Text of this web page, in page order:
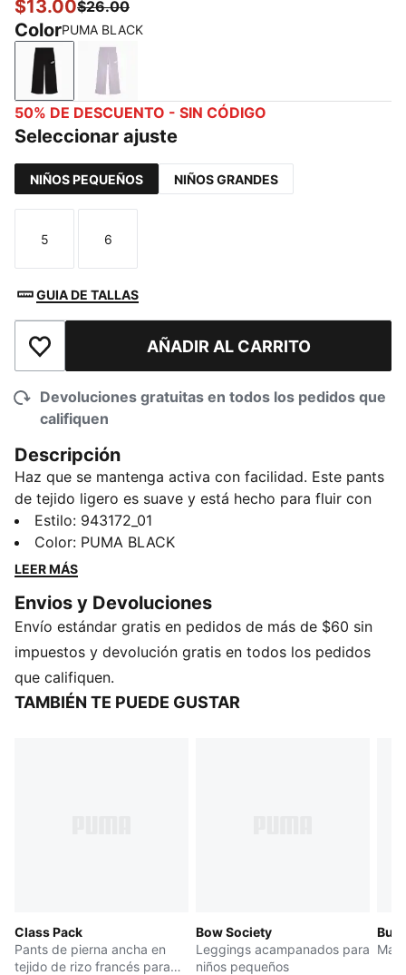
$13.00$26.00
ColorPUMA BLACK
PUMA BLACKLILAC CRUSH
50% DE DESCUENTO - SIN CÓDIGO
Seleccionar ajuste
NIÑOS PEQUEÑOS NIÑOS GRANDES
Talla
5
Talla
6
GUIA DE TALLAS
Añadir a la lista de deseosAÑADIR AL CARRITO
Devoluciones gratuitas en todos los pedidos que
califiquen
Descripción
Haz que se mantenga activa con facilidad. Este pants
de tejido ligero es suave y está hecho para fluir con
cada salto, paso y giro. Perfectas para aventuras en el
patio de recreo o tardes relajadas, aportan un aire
deportivo y comodidad durante todo el día. Energía
que nunca paran.
Estilo: 943172_01
Color: PUMA BLACK
LEER MÁS
Envios y Devoluciones
Envío estándar gratis en pedidos de más de $60 sin
impuestos y devolución gratis en todos los pedidos
que califiquen.
TAMBIÉN TE PUEDE GUSTAR
Class Pack
Pants de pierna ancha en
tejido de rizo francés para
Bow Society
Leggings acampanados para
niños pequeños